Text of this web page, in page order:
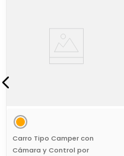
Carro Tipo Camper con
Cámara y Control por